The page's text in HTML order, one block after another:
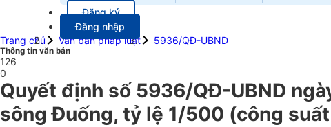
Đăng ký
Đăng nhập
Trang chủ
Văn bản pháp luật 5936/QĐ-UBND
Thông tin văn bản
126
0
Quyết định số 5936/QĐ-UBND
sông Đuống, tỷ lệ 1/500 (công